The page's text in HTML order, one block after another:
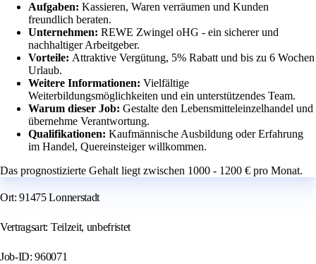
Aufgaben: Kassieren, Waren verräumen und Kunden
freundlich beraten.
Unternehmen: REWE Zwingel oHG - ein sicherer und
nachhaltiger Arbeitgeber.
Vorteile: Attraktive Vergütung, 5% Rabatt und bis zu 6 Wochen
Urlaub.
Weitere Informationen: Vielfältige
Weiterbildungsmöglichkeiten und ein unterstützendes Team.
Warum dieser Job: Gestalte den Lebensmitteleinzelhandel und
übernehme Verantwortung.
Qualifikationen: Kaufmännische Ausbildung oder Erfahrung
im Handel, Quereinsteiger willkommen.
Das prognostizierte Gehalt liegt zwischen 1000 - 1200 € pro Monat.
Ort: 91475 Lonnerstadt
Vertragsart: Teilzeit, unbefristet
Job-ID: 960071